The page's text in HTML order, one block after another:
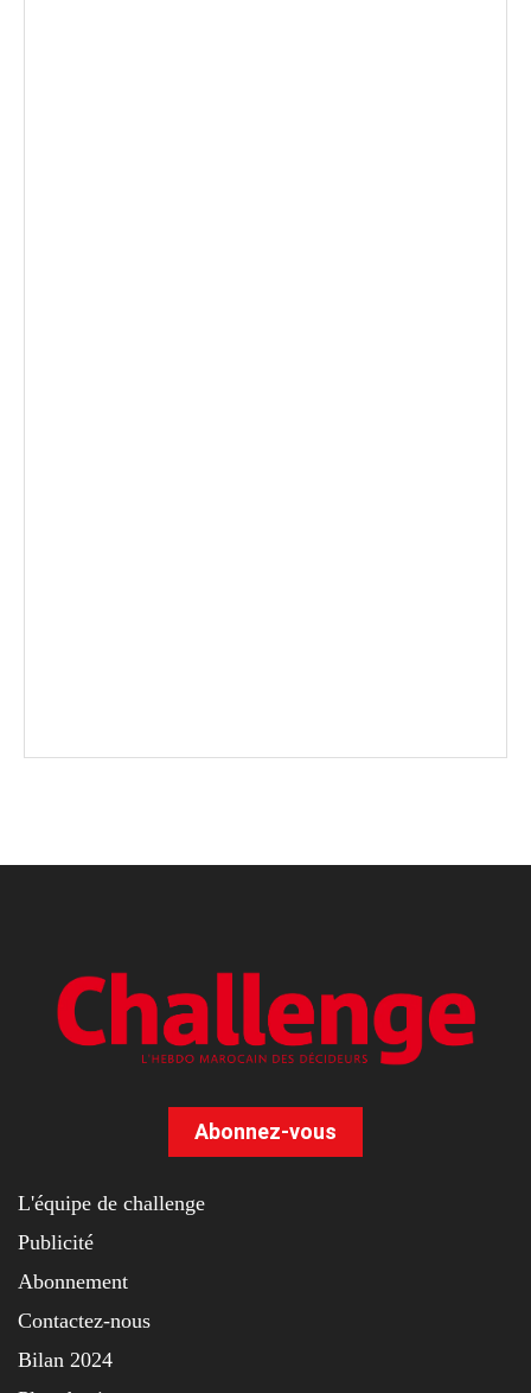
Abonnez-vous
L'équipe de challenge
Publicité
Abonnement
Contactez-nous
Bilan 2024